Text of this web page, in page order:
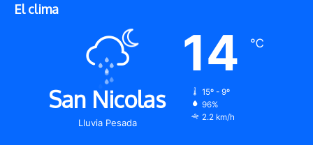
El clima
San Nicolas
Lluvia Pesada
14 ℃
15º - 9º
96%
2.2 km/h